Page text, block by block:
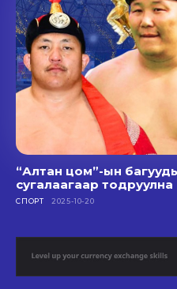
“Алтан цом”-ын
сугалаагаар тодруулна
СПОРТ 2025-10-20